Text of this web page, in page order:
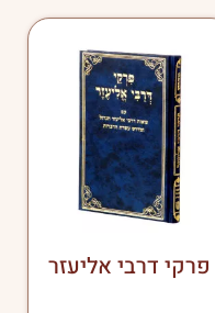
פרקי דרבי אליעזר